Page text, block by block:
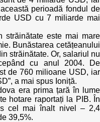
politici locale din
perioadă fondul de
USD cu 7 miliarde mai
străinătate este mai mare
Bunăstarea cetățeanului
străinătate. Or, salariul nu
cu anul 2004. De
de 760 milioane USD, iar
a mai spus Ioniță.
era prima țară în lume
hotare raportați la PIB. În
cel mai înalt nivel – 2,4
39,5%.